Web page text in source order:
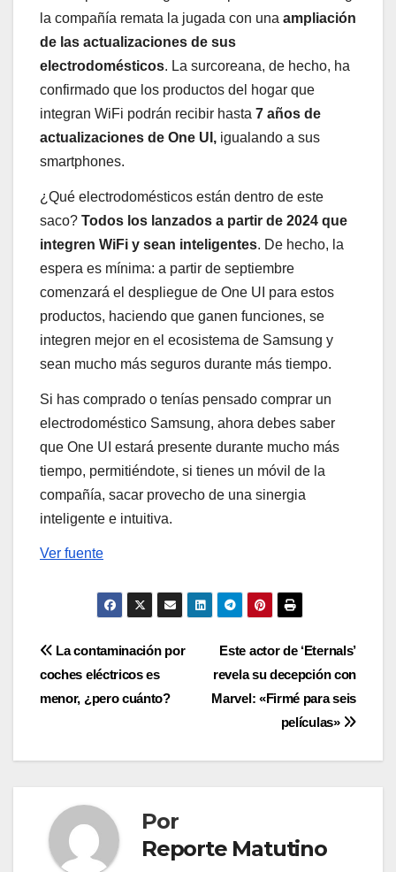
la compañía remata la jugada con una ampliación
de las actualizaciones de sus
electrodomésticos. La surcoreana, de hecho, ha
confirmado que los productos del hogar que
integran WiFi podrán recibir hasta 7 años de
actualizaciones de One UI, igualando a sus
smartphones.
¿Qué electrodomésticos están dentro de este
saco? Todos los lanzados a partir de 2024 que
integren WiFi y sean inteligentes. De hecho, la
espera es mínima: a partir de septiembre
comenzará el despliegue de One UI para estos
productos, haciendo que ganen funciones, se
integren mejor en el ecosistema de Samsung y
sean mucho más seguros durante más tiempo.
Si has comprado o tenías pensado comprar un
electrodoméstico Samsung, ahora debes saber
que One UI estará presente durante mucho más
tiempo, permitiéndote, si tienes un móvil de la
compañía, sacar provecho de una sinergia
inteligente e intuitiva.
Ver fuente
Navegación
de
Este actor de ‘Eternals’
revela su decepción con
Marvel: «Firmé para seis
películas»
La contaminación por
coches eléctricos es
menor, ¿pero cuánto?
Por
Reporte Matutino